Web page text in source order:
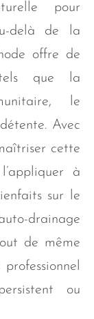
pour
delà de la
offre de
tels que la
le
Avec
cette
à
sur le
drainage
de même
ou